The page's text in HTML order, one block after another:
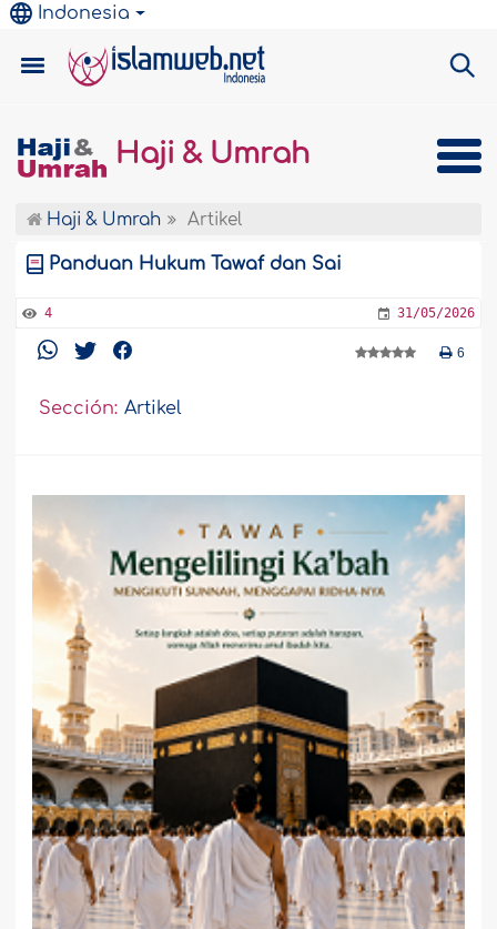
Indonesia
Haji & Umrah
Haji & Umrah Artikel
Panduan Hukum Tawaf dan Sai
4 31/05/2026
6
Sección: Artikel